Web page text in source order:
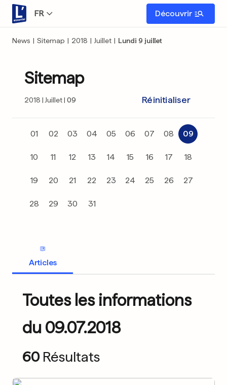
FR Découvrir
News | Sitemap | 2018 | Juillet | Lundi 9 juillet
Sitemap
2018 Juillet 09 Réinitialiser
01 02 03 04 05 06 07 08 09
10 11 12 13 14 15 16 17 18
19 20 21 22 23 24 25 26 27
28 29 30 31
Articles
Toutes les informations
du 09.07.2018
60 Résultats